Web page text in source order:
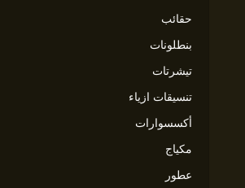
حقائب
بنطلونات
تيشرتات
تنسيقات ازياء
أكسسوارات
مكياج
عطور